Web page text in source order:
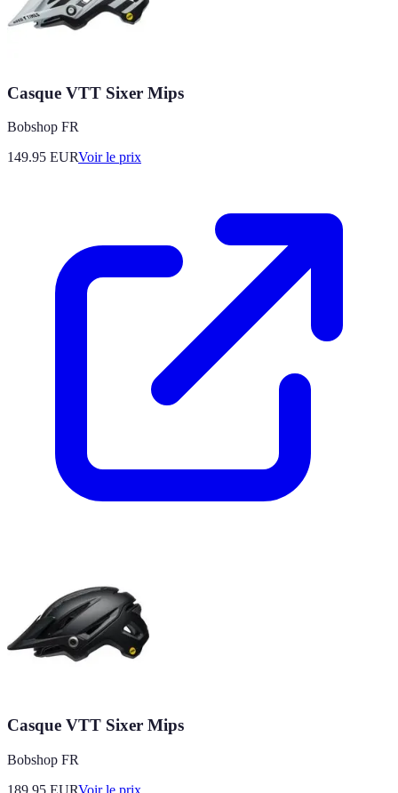
Casque VTT Sixer Mips
Bobshop FR
149.95 EURVoir le prix
Casque VTT Sixer Mips
Bobshop FR
189.95 EURVoir le prix